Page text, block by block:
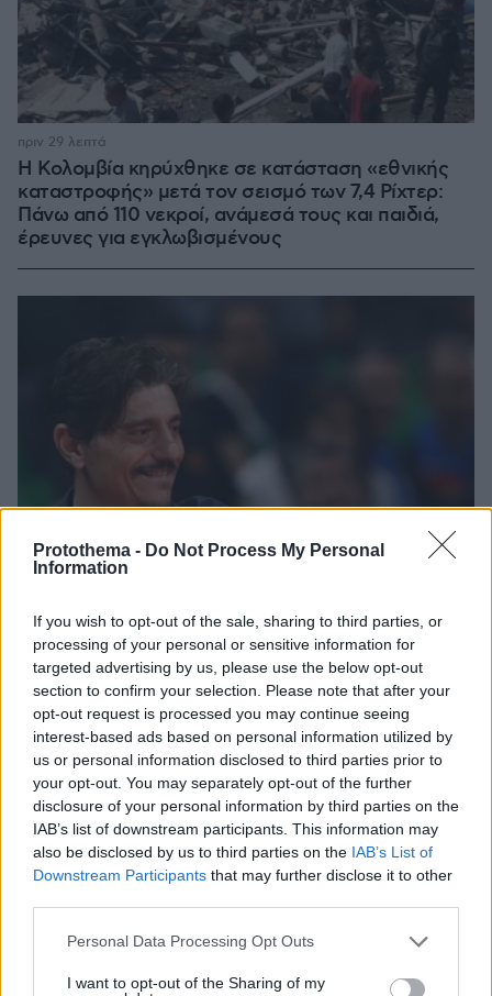
Protothema - Do Not Process My Personal
Information
If you wish to opt-out of the sale, sharing to third parties, or
processing of your personal or sensitive information for
targeted advertising by us, please use the below opt-out
section to confirm your selection. Please note that after your
opt-out request is processed you may continue seeing
interest-based ads based on personal information utilized by
us or personal information disclosed to third parties prior to
your opt-out. You may separately opt-out of the further
disclosure of your personal information by third parties on the
IAB’s list of downstream participants. This information may
also be disclosed by us to third parties on the IAB’s List of
Downstream Participants that may further disclose it to other
Please note that this website/app uses one or more Google
not limited to your visit or usage behaviour. You may click to
Personal Data Processing Opt Outs
I want to opt-out of the Sharing of my
Η Κολομβία κηρύχθηκε σε κατάσταση «εθνικής
καταστροφής» μετά τον σεισμό των 7,4 Ρίχτερ:
Πάνω από 110 νεκροί, ανάμεσά τους και παιδιά,
έρευνες για εγκλωβισμένους
πριν 29 λεπτά
Γιαννακόπουλος: Προσπάθησα να πάρω τον
Γιόκιτς φέτος, θα το κάνω του χρόνου, ήταν λάθος
που κατέβηκε το λάβαρο του Μποντίρογκα
10.08.2026, 18:29